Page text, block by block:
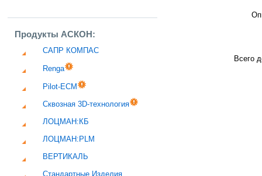
Продукты АСКОН:
САПР КОМПАС
Renga
Pilot-ECM
Сквозная 3D-технология
ЛОЦМАН:КБ
ЛОЦМАН:PLM
ВЕРТИКАЛЬ
Стандартные Изделия
Всего